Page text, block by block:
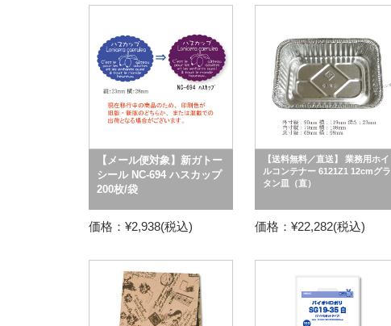
【メール便対象】新ガトー
シール NC-694 ハスカップ
200枚/袋
価格：¥2,938(税込)
【送料無料／直送】 業務用ホイ
ルコンテナー 6121Z1 12cmグラ
タン皿（直）
価格：¥22,282(税込)